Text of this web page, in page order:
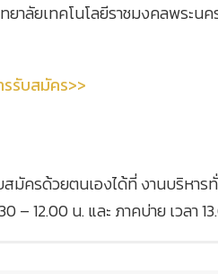
ยาลัยเทคโนโลยีราชมงคลพระ
รรับสมัคร>>
มัครด้วยตนเองได้ที่ งานบริหา
– 12.00 น. และ ภาคบ่าย เวลา